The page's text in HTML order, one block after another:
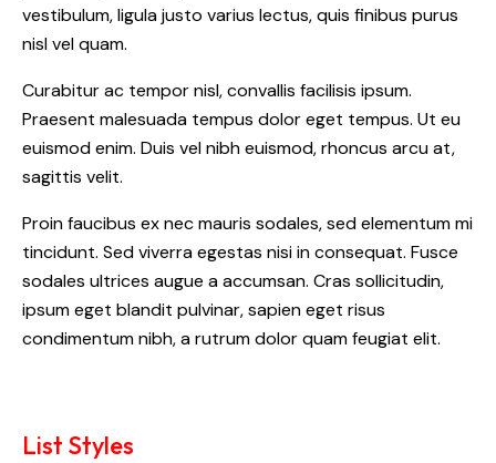
vestibulum, ligula justo varius lectus, quis finibus purus
nisl vel quam.
Curabitur ac tempor nisl, convallis facilisis ipsum.
Praesent malesuada tempus dolor eget tempus. Ut eu
euismod enim. Duis vel nibh euismod, rhoncus arcu at,
sagittis velit.
Proin faucibus ex nec mauris sodales, sed elementum mi
tincidunt. Sed viverra egestas nisi in consequat. Fusce
sodales ultrices augue a accumsan. Cras sollicitudin,
ipsum eget blandit pulvinar, sapien eget risus
condimentum nibh, a rutrum dolor quam feugiat elit.
List Styles